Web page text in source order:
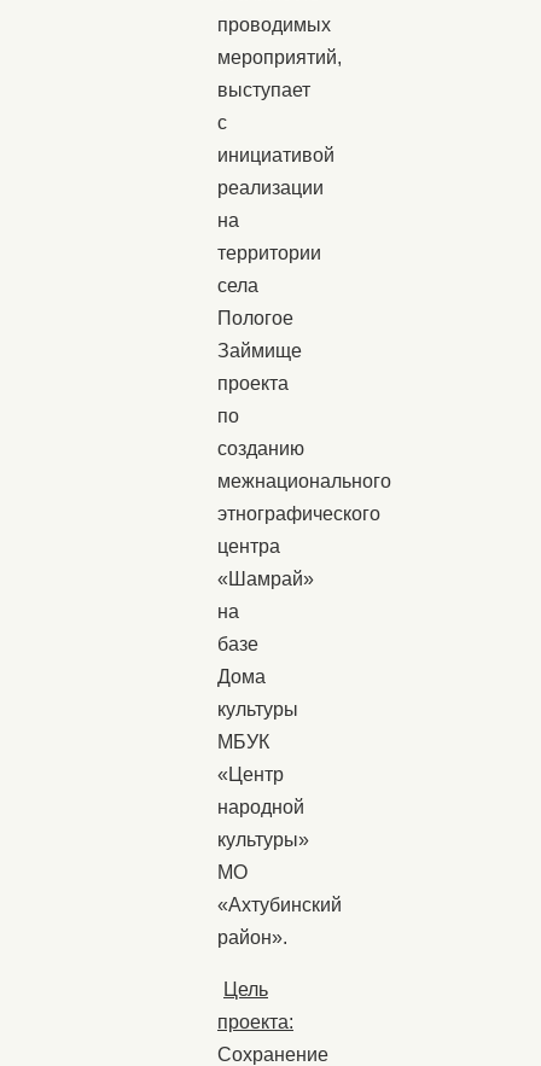
проводимых
мероприятий,
выступает
с
инициативой
реализации
на
территории
села
Пологое
Займище
проекта
по
созданию
межнационального
этнографического
центра
«Шамрай»
на
базе
Дома
культуры
МБУК
«Центр
народной
культуры»
МО
«Ахтубинский
район».
Цель
проекта:
Сохранение